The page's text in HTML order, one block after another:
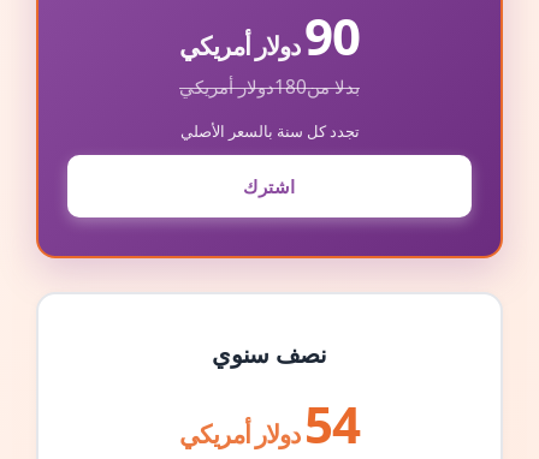
90دولار أمريكي
بدلا من180دولار أمريكي
تجدد كل سنة بالسعر الأصلي
اشترك
نصف سنوي
54 دولار أمريكي